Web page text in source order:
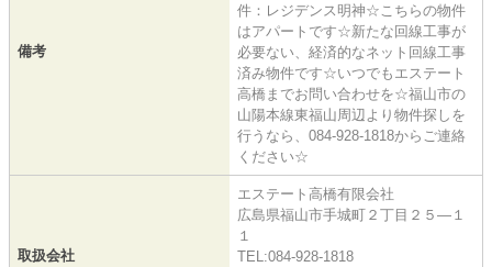
備考
件：レジデンス明神☆こちらの物件
はアパートです☆新たな回線工事が
必要ない、経済的なネット回線工事
済み物件です☆いつでもエステート
高橋までお問い合わせを☆福山市の
山陽本線東福山周辺より物件探しを
行うなら、084-928-1818からご連絡
ください☆
取扱会社
エステート高橋有限会社
広島県福山市手城町２丁目２５―１
１
TEL:084-928-1818